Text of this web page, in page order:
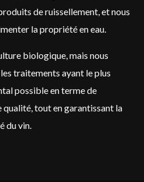
de ruissellement, et nous
la propriété en eau.
biologique, mais nous
traitements ayant le plus
possible en terme de
tout en garantissant la
du vin.